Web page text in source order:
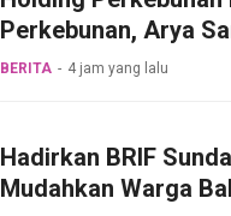
Perkebunan, Arya
Pertama Magister
BERITA 4 jam yang lalu
Hadirkan BRIF
Mudahkan Warga